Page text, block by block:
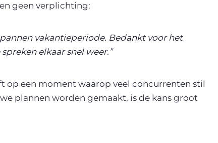
geen verplichting:
vakantieperiode. Bedankt voor het
elkaar snel weer.”
op een moment waarop veel concurrenten stil
plannen worden gemaakt, is de kans groot